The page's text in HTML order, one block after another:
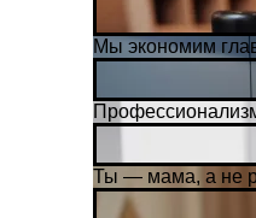
Мы экономим
Ты — мама, а не